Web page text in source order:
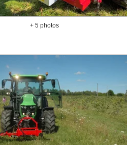
+ 5 photos